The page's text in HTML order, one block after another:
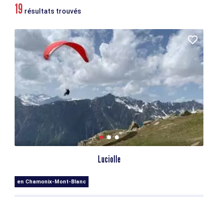
19 résultats trouvés
Luciolle
en Chamonix-Mont-Blanc